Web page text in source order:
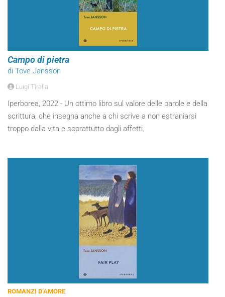
Campo di pietra
di Tove Jansson
Luigi Tirella
Iperborea, 2022 - Un ottimo libro sul valore delle parole e della
scrittura, che insegna anche a chi scrive a non estraniarsi
troppo dalla vita e soprattutto dagli affetti.
ROMANZI D’AMORE